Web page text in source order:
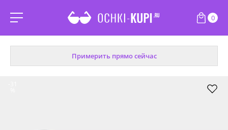
0
Примерить прямо сейчас